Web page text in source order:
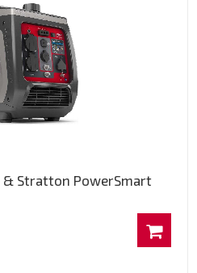
Stratton PowerSmart